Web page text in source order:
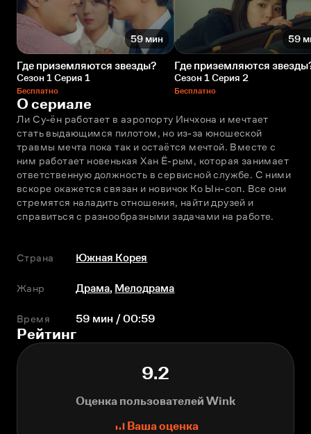
59 мин
Где приземляются звезды?
Сезон 1 Серия 1
Бесплатно
59
Где приземляются
Сезон 1 Серия 2
Бесплатно
О сериале
Ли Су-ён работает в аэропорту Инчхона и мечтает
стать выдающимся пилотом, но из-за юношеской
травмы мечта пока так и остаётся мечтой. Вместе с
ним работает новенькая Хан Ё-рым, которая занимает
ответственную должность в сервисной службе. С ними
вскоре окажется связан и новичок Ко Ын-соп. Все они
стремятся наладить отношения, найти друзей и
справиться с разнообразными задачами на работе.
Страна Южная Корея
Жанр Драма, Мелодрама
Время 59 мин / 00:59
Рейтинг
9.2
Оценка пользователей Wink
Ваша оценка